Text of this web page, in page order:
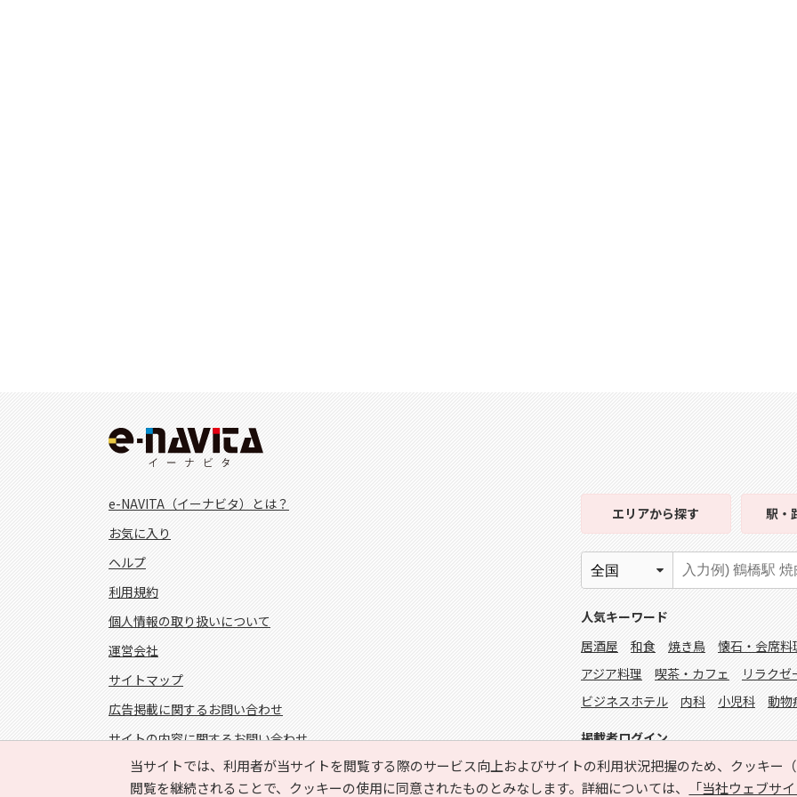
当サイトでは、利用者が当サイトを閲覧する際のサービス向上およびサイトの利用状況把握のため、クッキー
閲覧を継続されることで、クッキーの使用に同意されたものとみなします。詳細については、
「当社ウェブサ
e-NAVITA（イーナビタ）とは？
お気に入り
ヘルプ
利用規約
個人情報の取り扱いについて
運営会社
サイトマップ
広告掲載に関するお問い合わせ
サイトの内容に関するお問い合わせ
エリアから探す 駅・
人気キーワード
居酒屋
和食 焼き鳥 懐石・会席料
アジア料理
喫茶・カフェ リラクゼ
ビジネスホテル
内科 小児科 動物
掲載者ログイン
FOLLOW US!